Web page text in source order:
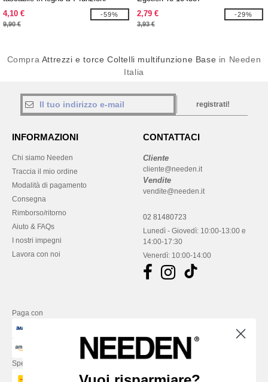
Richard
4,10 €
9,90 €
-59%
2,79 €
3,93 €
-29%
Compra Attrezzi e torce Coltelli multifunzione Base in Needen
Italia
registrati!
INFORMAZIONI
Chi siamo Needen
Traccia il mio ordine
Modalità di pagamento
Consegna
Rimborso/ritorno
Aiuto & FAQs
I nostri impegni
Lavora con noi
CONTATTACI
Cliente
cliente@needen.it
Vendite
vendite@needen.it
02 81480723
Lunedì - Giovedì: 10:00-13:00 e
14:00-17:30
Venerdì: 10:00-14:00
Paga con
Spediamo con